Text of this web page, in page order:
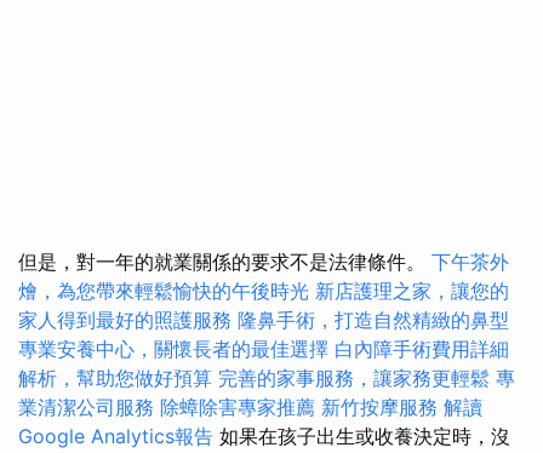
但是，對一年的就業關係的要求不是法律條件。 下午茶外
燴，為您帶來輕鬆愉快的午後時光 新店護理之家，讓您的
家人得到最好的照護服務 隆鼻手術，打造自然精緻的鼻型
專業安養中心，關懷長者的最佳選擇 白內障手術費用詳細
解析，幫助您做好預算 完善的家事服務，讓家務更輕鬆 專
業清潔公司服務 除蟑除害專家推薦 新竹按摩服務 解讀
Google Analytics報告 如果在孩子出生或收養決定時，沒